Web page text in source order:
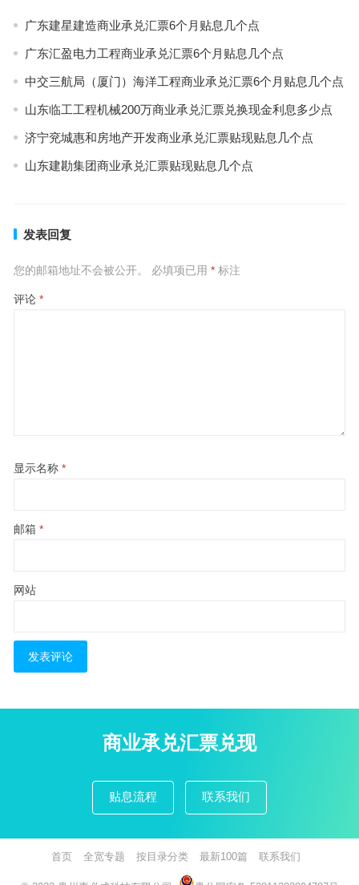
广东建星建造商业承兑汇票6个月贴息几个点
广东汇盈电力工程商业承兑汇票6个月贴息几个点
中交三航局（厦门）海洋工程商业承兑汇票6个月贴息几个点
山东临工工程机械200万商业承兑汇票兑换现金利息多少点
济宁兖城惠和房地产开发商业承兑汇票贴现贴息几个点
山东建勘集团商业承兑汇票贴现贴息几个点
发表回复
您的邮箱地址不会被公开。 必填项已用 *标注
评论 *
显示名称 *
邮箱 *
网站
商业承兑汇票兑现
贴息流程 联系我们
首页 全宽专题 按目录分类 最新100篇 联系我们